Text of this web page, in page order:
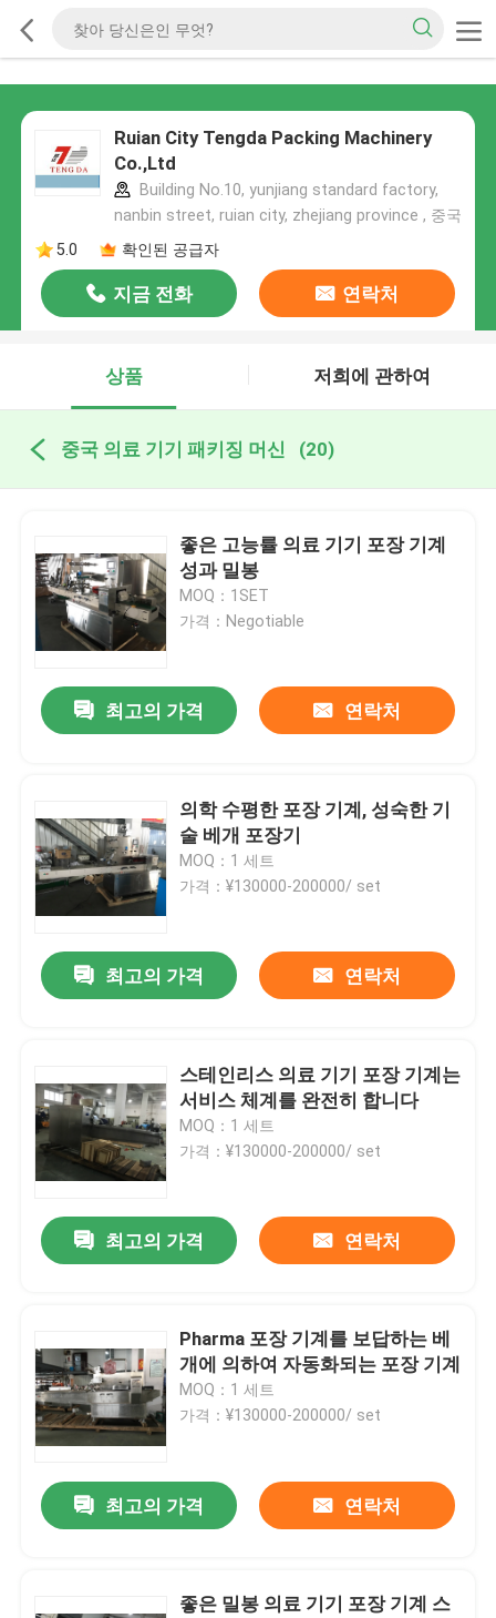
Ruian City Tengda Packing Machinery
Co.,Ltd
Building No.10, yunjiang standard factory,
nanbin street, ruian city, zhejiang province , 중국
5.0
확인된 공급자
지금 전화 연락처
상품 저희에 관하여
중국 의료 기기 패키징 머신 (20)
좋은 고능률 의료 기기 포장 기계
성과 밀봉
MOQ：1SET
가격：Negotiable
최고의 가격 연락처
의학 수평한 포장 기계, 성숙한 기
술 베개 포장기
MOQ：1 세트
가격：¥130000-200000/ set
최고의 가격 연락처
스테인리스 의료 기기 포장 기계는
서비스 체계를 완전히 합니다
MOQ：1 세트
가격：¥130000-200000/ set
최고의 가격 연락처
Pharma 포장 기계를 보답하는 베
개에 의하여 자동화되는 포장 기계
MOQ：1 세트
가격：¥130000-200000/ set
최고의 가격 연락처
좋은 밀봉 의료 기기 포장 기계 스